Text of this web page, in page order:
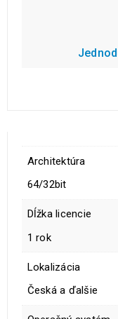
Architektúra
64/32bit
Dĺžka licencie
1 rok
Lokalizácia
Česká a ďalšie